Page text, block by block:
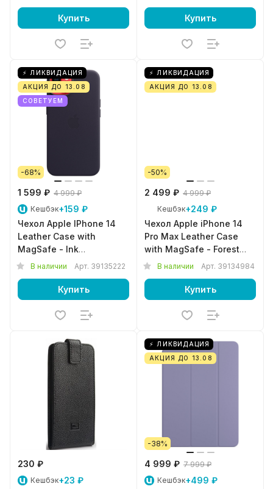
Купить Купить
⚡ ЛИКВИДАЦИЯ
АКЦИЯ ДО 13.08
СОВЕТУЕМ
-68%
1 599 ₽ 4 999 ₽
Кешбэк+159 ₽
Чехол Apple IPhone 14
Leather Case with
MagSafe - Ink
MPP63ZM/A
В наличии Арт. 39135222
Купить
⚡ ЛИКВИДАЦИЯ
АКЦИЯ ДО 13.08
-50%
2 499 ₽ 4 999 ₽
Кешбэк+249 ₽
Чехол Apple iPhone 14
Pro Max Leather Case
with MagSafe - Forest
Green MPPN3ZM/A
В наличии Арт. 39134984
Купить
230 ₽
Кешбэк+23 ₽
⚡ ЛИКВИДАЦИЯ
АКЦИЯ ДО 13.08
-38%
4 999 ₽ 7 999 ₽
Кешбэк+499 ₽